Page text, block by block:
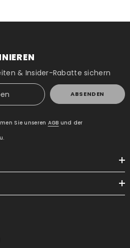
& Insider-Rabatte sichern
ABSENDEN
Sie unseren AGB und der